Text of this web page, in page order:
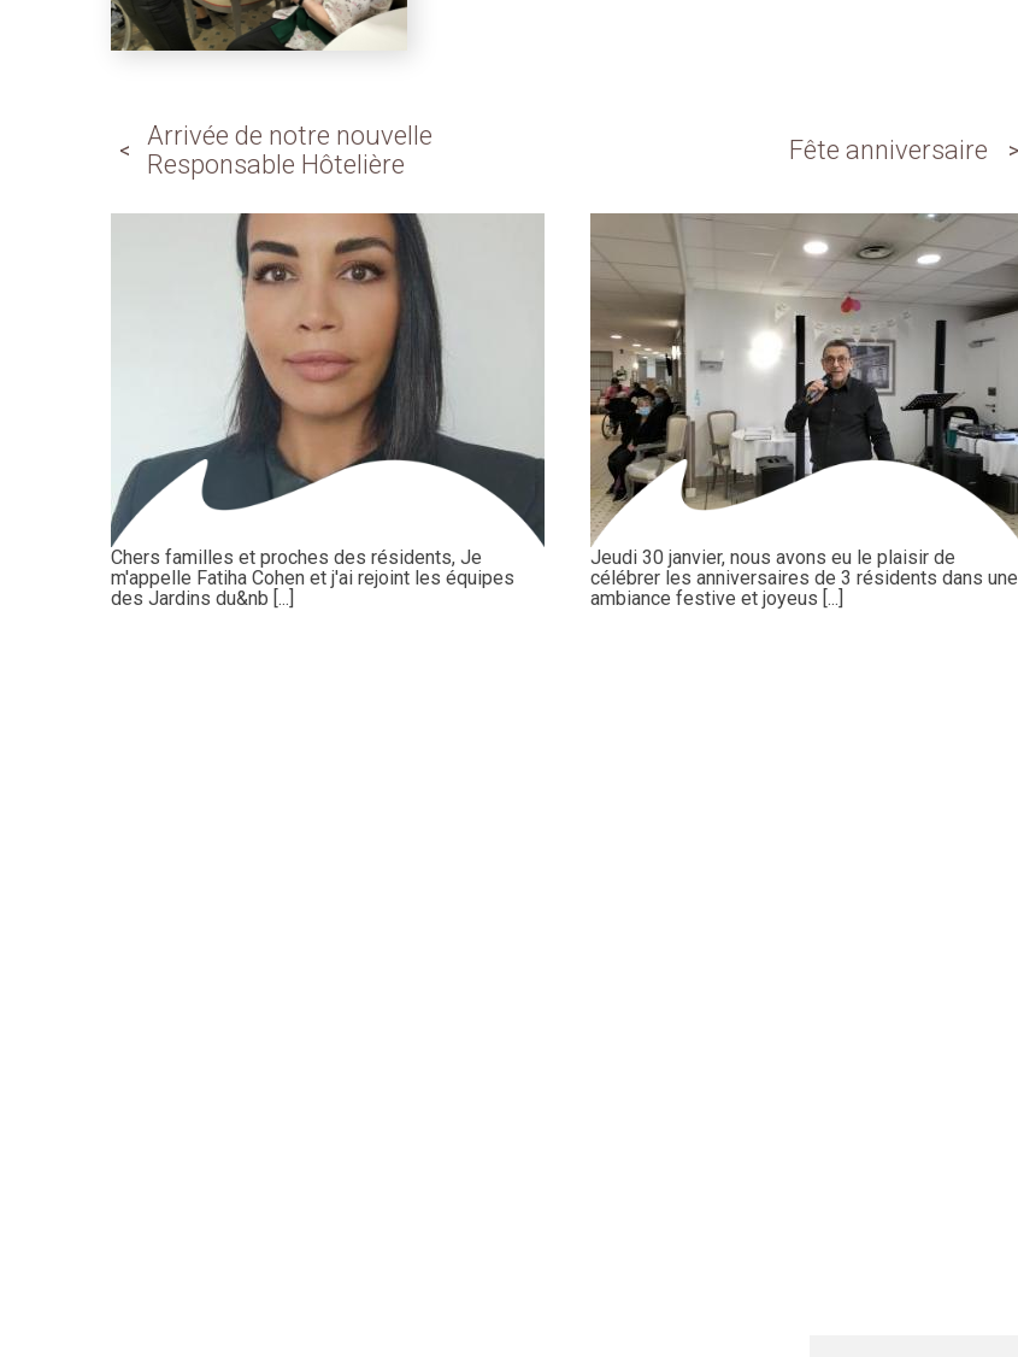
Arrivée de notre nouvelle
Responsable Hôtelière
Chers familles et proches des résidents, Je
m'appelle Fatiha Cohen et j'ai rejoint les équipes
des Jardins du&nb [...]
Fête anniversaire
Jeudi 30 janvier, nous avons eu le plaisir de
célébrer les anniversaires de 3 résidents dans une
ambiance festive et joyeus [...]